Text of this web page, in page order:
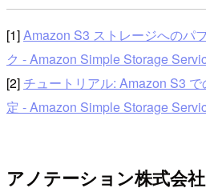
[1]Amazon S3 ストレージへのパ
ク - Amazon Simple Storage
[2] チュートリアル: Amazon S3
定 - Amazon Simple Storage
アノテーション株式会社